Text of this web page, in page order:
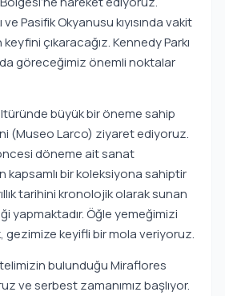
ve Pasifik Okyanusu kıyısında vakit
çıkaracağız. Kennedy Parkı
göreceğimiz önemli noktalar
büyük bir öneme sahip
(Museo Larco) ziyaret ediyoruz.
döneme ait sanat
kapsamlı bir koleksiyona sahiptir
tarihini kronolojik olarak sunan
yapmaktadır. Öğle yemeğimizi
gezimize keyifli bir mola veriyoruz.
bulunduğu Miraflores
ve serbest zamanımız başlıyor.